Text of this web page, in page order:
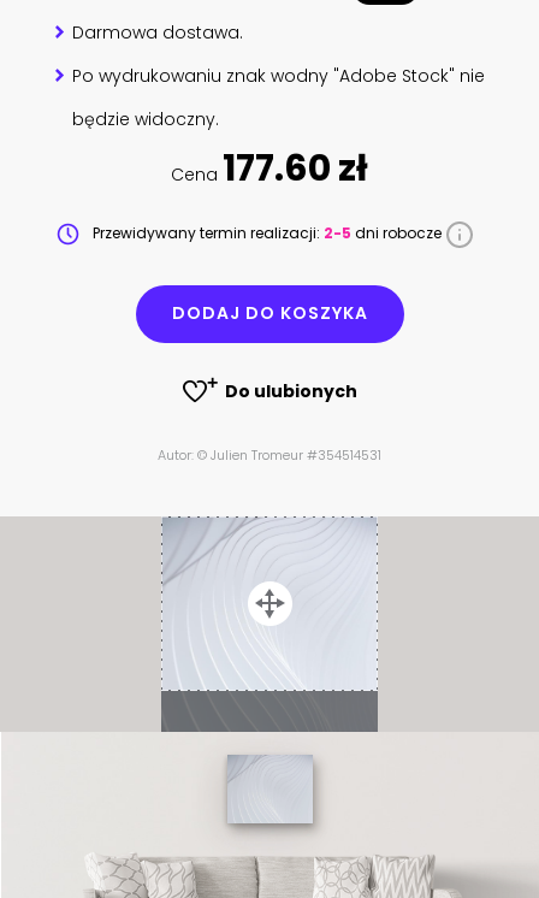
Darmowa dostawa.
Po wydrukowaniu znak wodny "Adobe Stock" nie
będzie widoczny.
Cena 177.60 zł
Przewidywany termin realizacji: 2-5 dni robocze
DODAJ DO KOSZYKA
Do ulubionych
Autor: © Julien Tromeur #354514531